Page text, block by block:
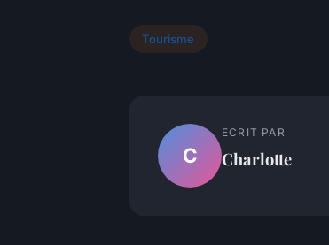
Tourisme
C
ECRIT PAR
Charlotte